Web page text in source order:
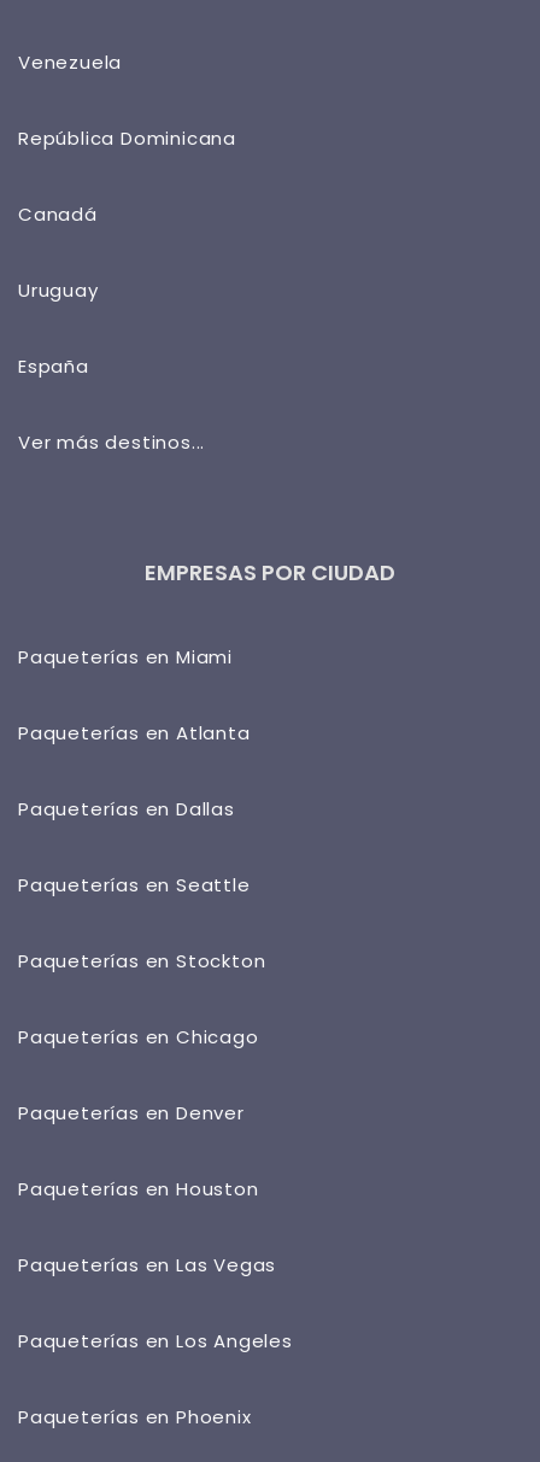
Venezuela
República Dominicana
Canadá
Uruguay
España
Ver más destinos...
EMPRESAS POR CIUDAD
Paqueterías en Miami
Paqueterías en Atlanta
Paqueterías en Dallas
Paqueterías en Seattle
Paqueterías en Stockton
Paqueterías en Chicago
Paqueterías en Denver
Paqueterías en Houston
Paqueterías en Las Vegas
Paqueterías en Los Angeles
Paqueterías en Phoenix